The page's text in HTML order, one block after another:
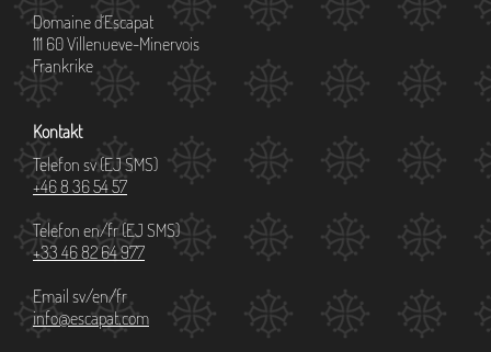
Domaine d´Escapat
111 60 Villenueve-Minervois
Frankrike
Kontakt
Telefon sv (EJ SMS)
+46 8 36 54 57
Telefon en/fr (EJ SMS)
+33 46 82 64 977
Email sv/en/fr
info@escapat.com